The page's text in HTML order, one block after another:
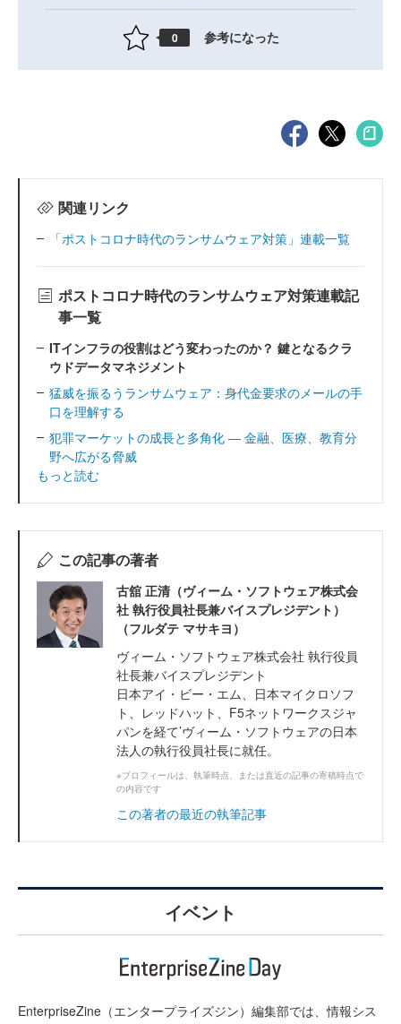
0 参考になった
関連リンク
「ポストコロナ時代のランサムウェア対策」連載一覧
ポストコロナ時代のランサムウェア対策連載記
事一覧
ITインフラの役割はどう変わったのか？ 鍵となるクラ
ウドデータマネジメント
猛威を振るうランサムウェア：身代金要求のメールの手
口を理解する
犯罪マーケットの成長と多角化 ― 金融、医療、教育分
野へ広がる脅威
もっと読む
この記事の著者
古舘 正清（ヴィーム・ソフトウェア株式会
社 執行役員社長兼バイスプレジデント）
（フルダテ マサキヨ）
ヴィーム・ソフトウェア株式会社 執行役員
社長兼バイスプレジデント
日本アイ・ビー・エム、日本マイクロソフ
ト、レッドハット、F5ネットワークスジャ
パンを経て’ヴィーム・ソフトウェアの日本
法人の執行役員社長に就任。
※プロフィールは、執筆時点、または直近の記事の寄稿時点で
の内容です
この著者の最近の執筆記事
イベント
EnterpriseZine（エンタープライズジン）編集部では、情報シス